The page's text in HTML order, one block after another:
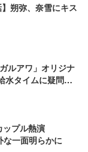
朔弥、奈雪にキス
ルアワ」オリジナ
水タイムに疑問も
ップル熱演
な一面明らかに